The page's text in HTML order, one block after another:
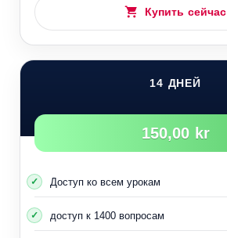
Купить сейчас
14 ДНЕЙ
150,00 kr
Доступ ко всем урокам
доступ к 1400 вопросам